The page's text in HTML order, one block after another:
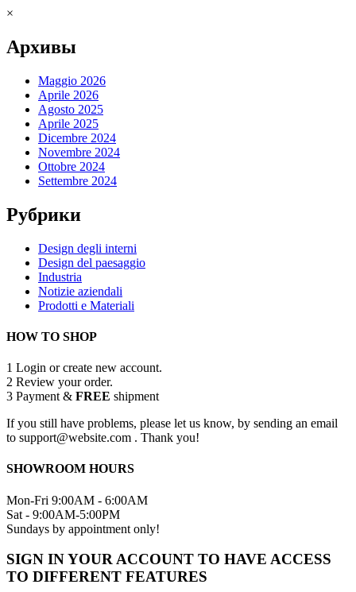
×
Архивы
Maggio 2026
Aprile 2026
Agosto 2025
Aprile 2025
Dicembre 2024
Novembre 2024
Ottobre 2024
Settembre 2024
Рубрики
Design degli interni
Design del paesaggio
Industria
Notizie aziendali
Prodotti e Materiali
HOW TO SHOP
1 Login or create new account.
2 Review your order.
3 Payment & FREE shipment
If you still have problems, please let us know, by sending an email
to support@website.com . Thank you!
SHOWROOM HOURS
Mon-Fri 9:00AM - 6:00AM
Sat - 9:00AM-5:00PM
Sundays by appointment only!
SIGN IN YOUR ACCOUNT TO HAVE ACCESS
TO DIFFERENT FEATURES